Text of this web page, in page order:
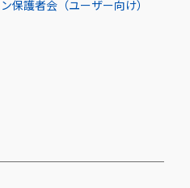
保護者会（ユーザー向け）